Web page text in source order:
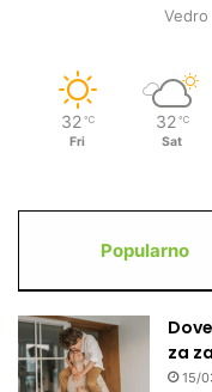
Vedro
32 ℃
Fri
32 ℃
Sat
Popularno
za
15/